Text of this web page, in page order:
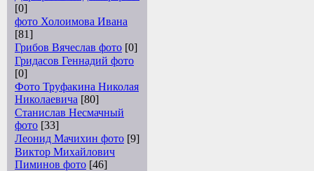
[0]
фото Холоимова Ивана
[81]
Грибов Вячеслав фото [0]
Гридасов Геннадий фото
[0]
Фото Труфакина Николая
Николаевича [80]
Станислав Несмачный
фото [33]
Леонид Мачихин фото [9]
Виктор Михайлович
Пиминов фото [46]